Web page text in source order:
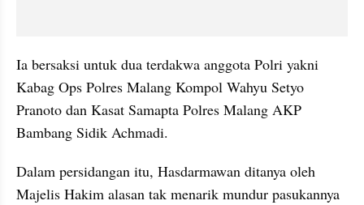
Ia bersaksi untuk dua terdakwa anggota Polri yakni
Kabag Ops Polres Malang Kompol Wahyu Setyo
Pranoto dan Kasat Samapta Polres Malang AKP
Bambang Sidik Achmadi.
Dalam persidangan itu, Hasdarmawan ditanya oleh
Majelis Hakim alasan tak menarik mundur pasukannya